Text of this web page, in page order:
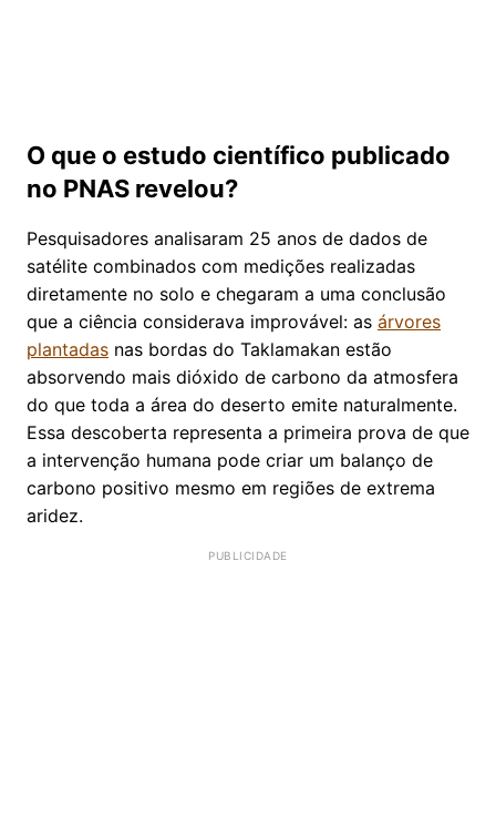
O que o estudo científico publicado
no PNAS revelou?
Pesquisadores analisaram 25 anos de dados de
satélite combinados com medições realizadas
diretamente no solo e chegaram a uma conclusão
que a ciência considerava improvável: as árvores
plantadas nas bordas do Taklamakan estão
absorvendo mais dióxido de carbono da atmosfera
do que toda a área do deserto emite naturalmente.
Essa descoberta representa a primeira prova de que
a intervenção humana pode criar um balanço de
carbono positivo mesmo em regiões de extrema
aridez.